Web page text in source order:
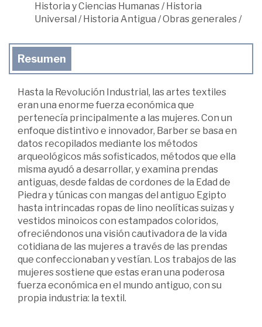
Historia y Ciencias Humanas/ Historia
Universal / Historia Antigua /Obras generales/
Resumen
Hasta la Revolución Industrial, las artes textiles
eran una enorme fuerza económica que
pertenecía principalmente a las mujeres. Con un
enfoque distintivo e innovador, Barber se basa en
datos recopilados mediante los métodos
arqueológicos más sofisticados, métodos que ella
misma ayudó a desarrollar, y examina prendas
antiguas, desde faldas de cordones de la Edad de
Piedra y túnicas con mangas del antiguo Egipto
hasta intrincadas ropas de lino neolíticas suizas y
vestidos minoicos con estampados coloridos,
ofreciéndonos una visión cautivadora de la vida
cotidiana de las mujeres a través de las prendas
que confeccionaban y vestían. Los trabajos de las
mujeres sostiene que estas eran una poderosa
fuerza económica en el mundo antiguo, con su
propia industria: la textil.